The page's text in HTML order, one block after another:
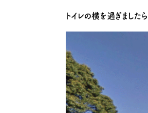
トイレの横を過ぎました